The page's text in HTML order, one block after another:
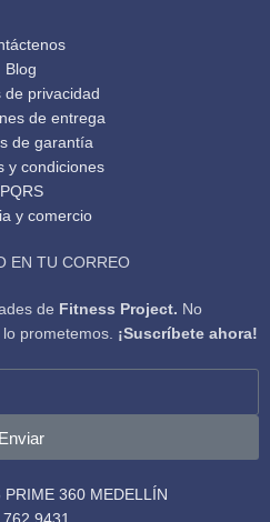
Blog
de privacidad
de entrega
de garantía
y condiciones
PQRS
y comercio
EN TU CORREO
de Fitness Project. No
prometemos. ¡Suscríbete ahora!
Enviar
360 MEDELLÍN